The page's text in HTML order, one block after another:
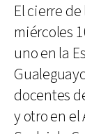
El cierre
miércoles
uno en la
docentes
y otro en